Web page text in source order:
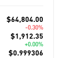
$64,804.00
-0.30%
$1,912.35
+0.00%
$0.999306